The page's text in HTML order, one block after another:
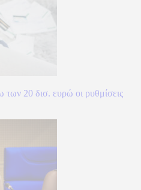
των 20 δισ. ευρώ οι ρυθμίσεις